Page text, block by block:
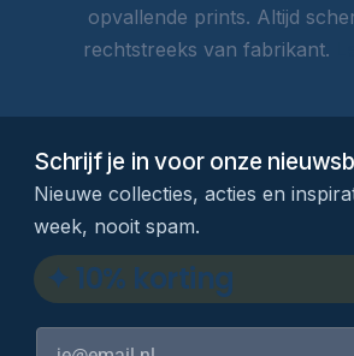
opvallende prints. Altijd
rechtstreeks van fabrikant.
Schrijf je in voor onze
Nieuwe collecties, acties en
week, nooit spam.
✦ 10% korting